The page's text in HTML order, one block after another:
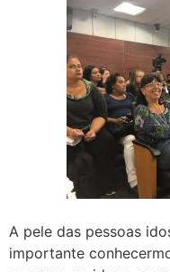
A pele das pessoas
importante